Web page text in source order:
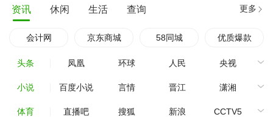
资讯 休闲 生活 查询 更多
会计网 京东商城 58同城 优质爆款
头条 凤凰 环球 人民 央视
小说 百度小说 言情 晋江 潇湘
体育 直播吧 搜狐 新浪 CCTV5